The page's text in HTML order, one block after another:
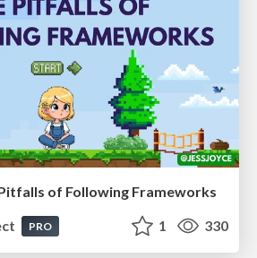
Pitfalls of Following Frameworks
PRO 1 330